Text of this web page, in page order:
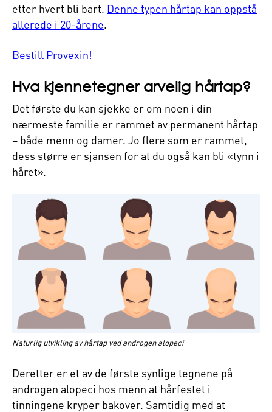
etter hvert bli bart. Denne typen hårtap kan oppstå
allerede i 20-årene
Bestill Provexin!
Hva kjennetegner arvelig hårtap?
Det første du kan sjekke er om noen i din
nærmeste familie er rammet av permanent hårtap
– både menn og damer. Jo flere som er rammet,
dess større er sjansen for at du også kan bli «tynn i
håret».
Naturlig utvikling av hårtap ved androgen alopeci
Deretter er et av de første synlige tegnene på
androgen alopeci hos menn at hårfestet i
tinningene kryper bakover. Samtidig med at